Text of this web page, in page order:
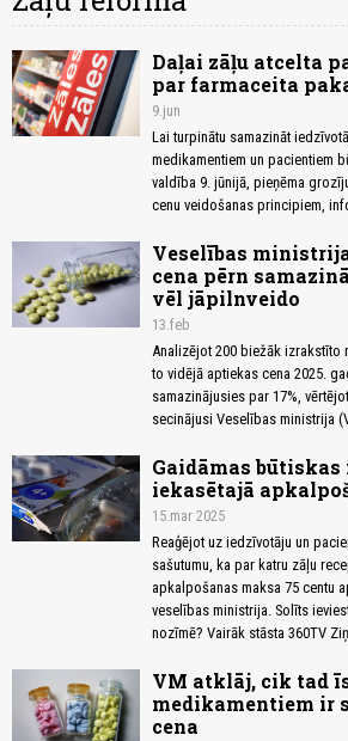
Daļai zāļu atcelta
par farmaceita
9.jun
Lai turpinātu samazināt
medikamentiem un pacientiem
valdība 9. jūnijā, pieņēma
cenu veidošanas principiem,
Veselības
cena pērn
vēl jāpilnveido
13.feb
Analizējot 200 biežāk izrakstīto
to vidējā aptiekas cena 2025.
samazinājusies par 17%,
secinājusi Veselības ministrija
Gaidāmas
iekasētajā
15.mar 2025
Reaģējot uz iedzīvotāju un
sašutumu, ka par katru zāļu
apkalpošanas maksa 75 centu
veselības ministrija. Solīts
nozīmē? Vairāk stāsta 360TV
VM atklāj, cik tad
medikamentiem ir
cena